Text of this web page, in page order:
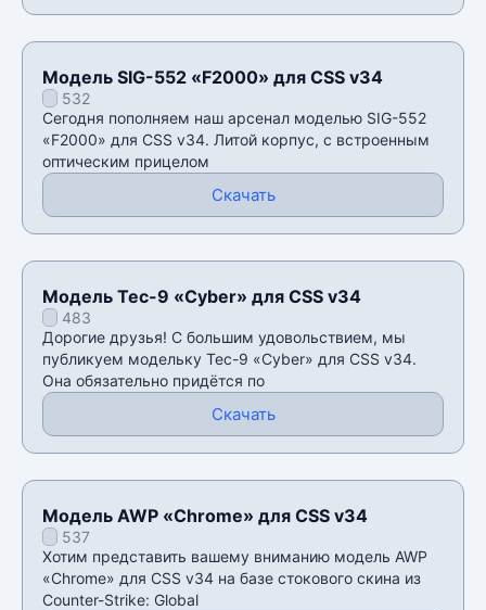
Модель SIG-552 «F2000» для CSS v34
532
Сегодня пополняем наш арсенал моделью SIG-552
«F2000» для CSS v34. Литой корпус, с встроенным
оптическим прицелом
Скачать
Модель Tec-9 «Cyber» для CSS v34
483
Дорогие друзья! С большим удовольствием, мы
публикуем модельку Tec-9 «Cyber» для CSS v34.
Она обязательно придётся по
Скачать
Модель AWP «Chrome» для CSS v34
537
Хотим представить вашему вниманию модель AWP
«Chrome» для CSS v34 на базе стокового скина из
Counter-Strike: Global